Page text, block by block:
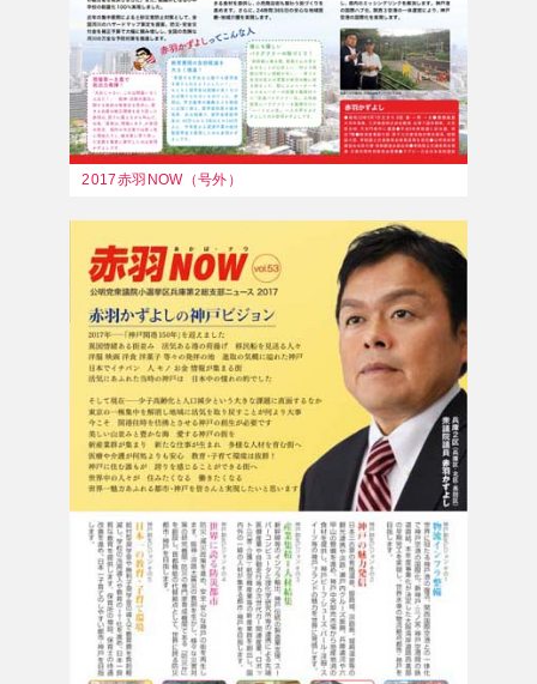
2017赤羽NOW（号外）